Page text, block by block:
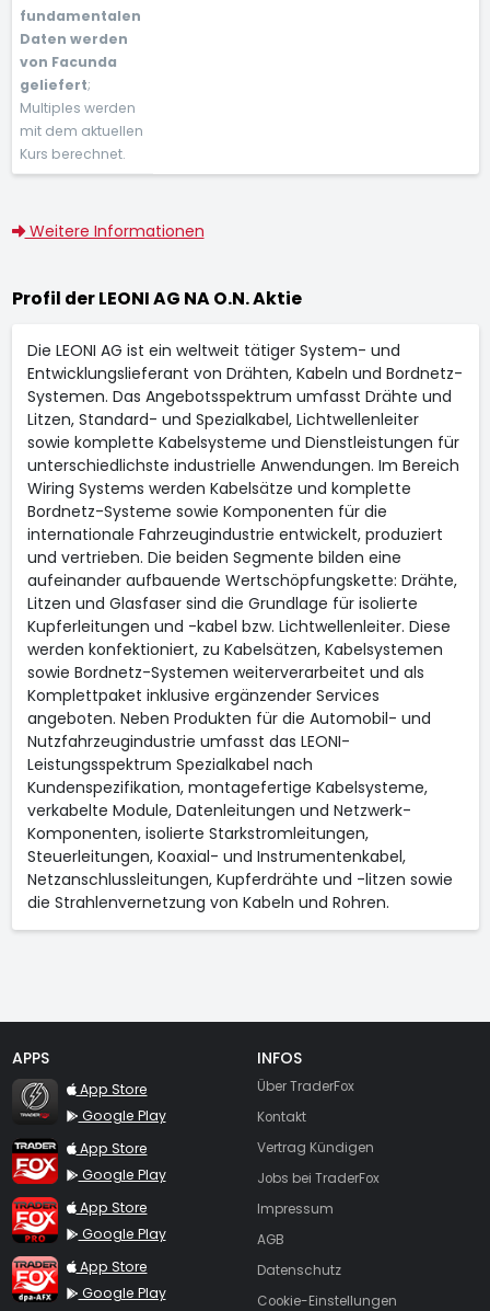
fundamentalen
Daten werden
von Facunda
geliefert;
Multiples werden
mit dem aktuellen
Kurs berechnet.
Weitere Informationen
Profil der LEONI AG NA O.N. Aktie
Die LEONI AG ist ein weltweit tätiger System- und
Entwicklungslieferant von Drähten, Kabeln und Bordnetz-
Systemen. Das Angebotsspektrum umfasst Drähte und
Litzen, Standard- und Spezialkabel, Lichtwellenleiter
sowie komplette Kabelsysteme und Dienstleistungen für
unterschiedlichste industrielle Anwendungen. Im Bereich
Wiring Systems werden Kabelsätze und komplette
Bordnetz-Systeme sowie Komponenten für die
internationale Fahrzeugindustrie entwickelt, produziert
und vertrieben. Die beiden Segmente bilden eine
aufeinander aufbauende Wertschöpfungskette: Drähte,
Litzen und Glasfaser sind die Grundlage für isolierte
Kupferleitungen und -kabel bzw. Lichtwellenleiter. Diese
werden konfektioniert, zu Kabelsätzen, Kabelsystemen
sowie Bordnetz-Systemen weiterverarbeitet und als
Komplettpaket inklusive ergänzender Services
angeboten. Neben Produkten für die Automobil- und
Nutzfahrzeugindustrie umfasst das LEONI-
Leistungsspektrum Spezialkabel nach
Kundenspezifikation, montagefertige Kabelsysteme,
verkabelte Module, Datenleitungen und Netzwerk-
Komponenten, isolierte Starkstromleitungen,
Steuerleitungen, Koaxial- und Instrumentenkabel,
Netzanschlussleitungen, Kupferdrähte und -litzen sowie
die Strahlenvernetzung von Kabeln und Rohren.
APPS
TraderFox Flash
App Store
Google Play
TraderFox App
App Store
Google Play
TraderFox Pro
App Store
Google Play
TraderFox dpa-AFX ProFeed
App Store
Google Play
INFOS
Über TraderFox
Kontakt
Vertrag Kündigen
Jobs bei TraderFox
Impressum
AGB
Datenschutz
Cookie-Einstellungen